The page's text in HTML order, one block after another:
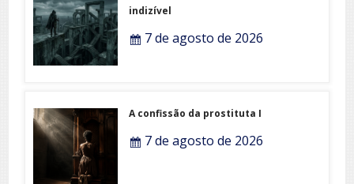
indizível
7 de agosto de 2026
A confissão da prostituta I
7 de agosto de 2026